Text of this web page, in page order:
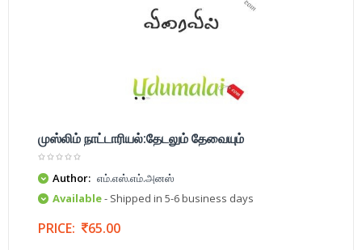
முஸ்லிம் நாட்டாரியல்:தேடலும் தேவையும்
Author: எம்.எஸ்.எம்.அனஸ்
Available- Shipped in 5-6 business days
PRICE: 65.00